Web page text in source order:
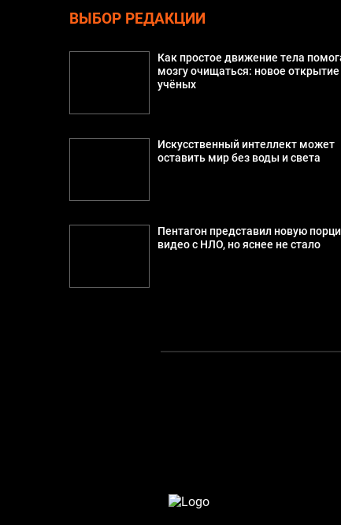
ВЫБОР РЕДАКЦИИ
Как простое движение тела
мозгу очищаться: новое открытие
учёных
Искусственный интеллект может
оставить мир без воды и света
Пентагон представил новую
видео с НЛО, но яснее не стало